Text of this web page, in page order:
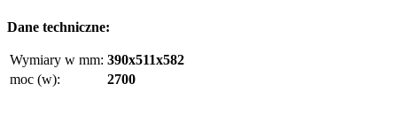
Dane techniczne:
Wymiary w mm: 390x511x582
moc (w):
2700